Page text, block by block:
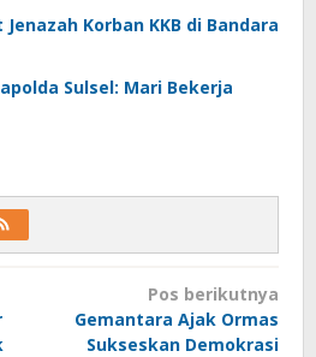
Korban KKB di Bandara
Sulsel: Mari Bekerja
Pos berikutnya
Gemantara Ajak Ormas
Sukseskan Demokrasi